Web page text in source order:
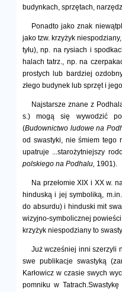
budynkach, sprzętach,
Ponadto jako znak
jako tzw. krzyżyk
tyłu), np. na rysiach i
halach tatrz., np. na
prostych lub bardziej
złego budynek lub sprzęt i
Najstarsze znane z
s.) mogą się wywodzić po
(Budownictwo ludowe na
od swastyki, nie śmiem tego
upatruje ...starożytniejszy
polskiego na Podhalu, 1901).
Na przełomie XIX i XX w.
hinduską i jej symboliką,
do absurdu) i hinduski mit
wizyjno-symbolicznej
krzyżyk niespodziany to
Już wcześniej inni szerzyli
swe publikacje swastyką
Karłowicz w czasie swych
pomniku w